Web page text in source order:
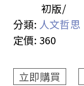
初版
分類: 人文哲思
定價: 360
立即購買